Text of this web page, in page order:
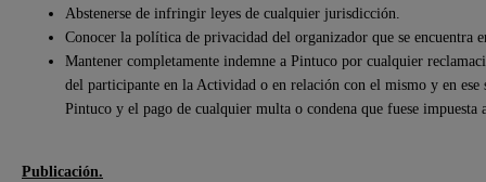
Abstenerse de infringir leyes de cualquier jurisdicción.
Conocer la política de privacidad del organizador que se encuentra
Mantener completamente indemne a Pintuco por cualquier
del participante en la Actividad o en relación con el mismo y en ese
Pintuco y el pago de cualquier multa o condena que fuese impuesta
Publicación.